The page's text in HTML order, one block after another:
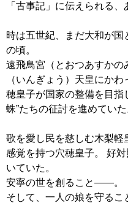
「古事記」に伝えられる
時は五世紀、まだ大和が国
の頃。
遠飛鳥宮（とおつあすか
（いんぎょう）天皇にか
穂皇子が国家の整備を目指
蛛”たちの征討を進めていた
歌を愛し民を慈しむ木梨
感覚を持つ穴穂皇子。 好
いていた。
安寧の世を創ること――。
そして、一人の娘を守る